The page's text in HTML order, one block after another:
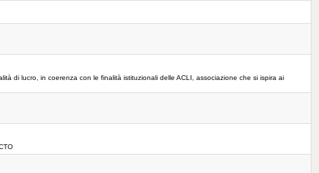
di lucro, in coerenza con le finalità istituzionali delle ACLI, associazione che si ispira ai